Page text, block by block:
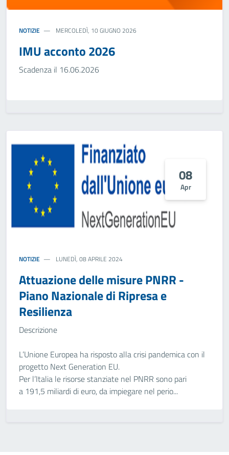
NOTIZIE MERCOLEDÌ, 10 GIUGNO 2026
IMU acconto 2026
Scadenza il 16.06.2026
08
Apr
NOTIZIE LUNEDÌ, 08 APRILE 2024
Attuazione delle misure PNRR -
Piano Nazionale di Ripresa e
Resilienza
Descrizione
L’Unione Europea ha risposto alla crisi pandemica con il
progetto Next Generation EU.
Per l’Italia le risorse stanziate nel PNRR sono pari
a 191,5 miliardi di euro, da impiegare nel perio...